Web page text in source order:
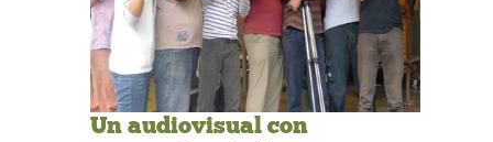
Un audiovisual con